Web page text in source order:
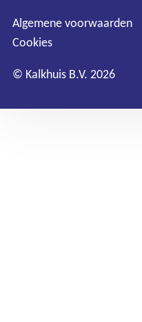
Algemene voorwaarden
Cookies
© Kalkhuis B.V. 2026